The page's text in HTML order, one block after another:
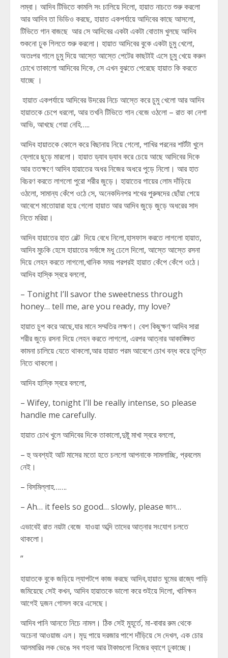
লম্বা। আদিব টিভিতে কামলি সং চালিয়ে দিলো, হায়াত নাচতে শুরু করলো
আর আদিব তা ভিডিও করছে, হায়াত একপর্যায়ে আদিবের কাছে আসলো,
টিভিতে গান বাজছে আর সে আদিবের একটা একটা বোতাম খুলছে আদিব
শুকনো ঢুক গিলতে শুরু করলো। হায়াত আদিবের বুকে একটা চুমু খেলো,
অতঃপর গালে চুমু দিয়ে আস্তে আস্তে পেটের কাছটাই এসে চুমু খেয়ে করুন
চোখে তাকালো আদিবের দিকে, সে এখন বুঝতে পেরেছে হায়াত কি করতে
যাচ্ছে ।
হায়াত একপর্যায়ে আদিবের উদরের নিচে আস্তে করে চুমু খেলো আর আদিব
হায়াতকে চেপে ধরলো, আর তখনি টিভিতে গান বেজে ওঠলো – রাত কা নেশা
আভি, আখছে গেয়া নেহি…..
আদিব হায়াতকে কোলে করে বিছানায় নিয়ে গেলো, পাখির পরনের শার্টটা খুলে
ফ্লোরে ছুড়ে মারলো। হায়াত ড্যাব ড্যাব করে চেয়ে আছে আদিবের দিকে
আর ততক্ষণে আদিব হায়াতের অধর নিজের অধরে পুড়ে নিলো। আর হাত
বিচরণ করতে লাগলো পুরো শরীর জুড়ে। হায়াতের গায়ের লোম দাঁড়িয়ে
ওঠলো, সামান্য কেঁপে ওঠে সে, অনেকদিনপর শখের পুরুষদের ছোঁয়া পেয়ে
আবেশে মাতোয়ারা হয়ে গেলো হায়াত আর আদিব জুড়ে জুড়ে অধরের সাদ
নিতে মরিয়া।
আদিব হায়াতের হাত বেল্ট দিয়ে বেধে নিলো,হাসফাস করতে লাগলো হায়াত,
আদিব মুচকি হেসে হায়াতের সর্বাঙ্গে মধু ঢেলে দিলো, আস্তে আস্তে রসনা
দিয়ে লেহন করতে লাগলো,খানিক সময় পরপরই হায়াত কেঁপে কেঁপে ওঠে।
আদিব হাস্কি স্বরে বললো,
– Tonight I’ll savor the sweetness through
honey… tell me, are you ready, my love?
হায়াত চুপ করে আছে,যার মানে সম্মতির লক্ষণ। বেশ কিছুক্ষণ আদিব সারা
শরীর জুড়ে রসনা দিয়ে লেহন করতে লাগলো, এরপর আত্নার আকাঙ্ক্ষিত
কামনা চালিয়ে যেতে থাকলো,আর হায়াত পরম আবেশে চোখ বন্ধ করে তৃপ্তি
নিতে থাকলো।
আদিব হাস্কি স্বরে বললো,
– Wifey, tonight I’ll be really intense, so please
handle me carefully.
হায়াত চোখ খুলে আদিবের দিকে তাকালো,দুষ্টু মাখা স্বরে বললো,
– হু অবশ্যই আট মাসের মতো হতে চললো আপনাকে সামলাচ্ছি, প্রবলেম
নেই।
– বিসমিল্লাহ…….
– Ah… it feels so good… slowly, please জান…
এভাবেই রাত নয়টা বেজে যাওয়া অব্দি তাদের আত্নার সংযোগ চলতে
থাকলো।
”
হায়াতকে বুকে জড়িয়ে ল্যাপটপে কাজ করছে আদিব,হায়াত ঘুমের রাজ্যে পাড়ি
জমিয়েছে সেই কখন, আদিব হায়াতকে ভালো করে শুইয়ে দিলো, খানিক্ষন
আগেই দুজন গোসল করে এসেছে।
আদিব পানি আনতে নিচে নামল। ঠিক সেই মুহূর্তে, মা-বাবার রুম থেকে
অচেনা আওয়াজ এল। মৃদু পায়ে দরজার পাশে দাঁড়িয়ে সে দেখল, এক চোর
আলমারির লক ভেঙে সব গহনা আর টাকাগুলো নিজের ব্যাগে ঢুকাচ্ছে।